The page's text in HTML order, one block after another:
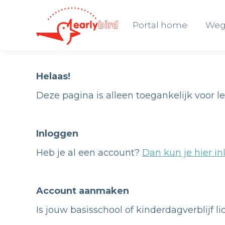
Portal home
Helaas!
Deze pagina is alleen toegankelijk voor
Inloggen
Heb je al een account? Dan kun je hier
Account aanmaken
Is jouw basisschool of kinderdagverblijf
Portal home